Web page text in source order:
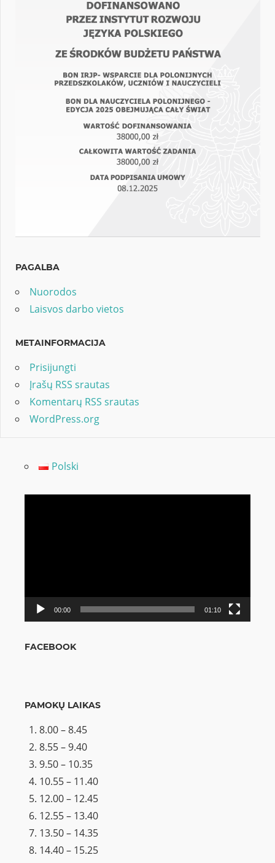
PAGALBA
Nuorodos
Laisvos darbo vietos
METAINFORMACIJA
Prisijungti
Įrašų RSS srautas
Komentarų RSS srautas
WordPress.org
Polski
00:00 01:10
FACEBOOK
PAMOKŲ LAIKAS
8.00 – 8.45
8.55 – 9.40
9.50 – 10.35
10.55 – 11.40
12.00 – 12.45
12.55 – 13.40
13.50 – 14.35
14.40 – 15.25